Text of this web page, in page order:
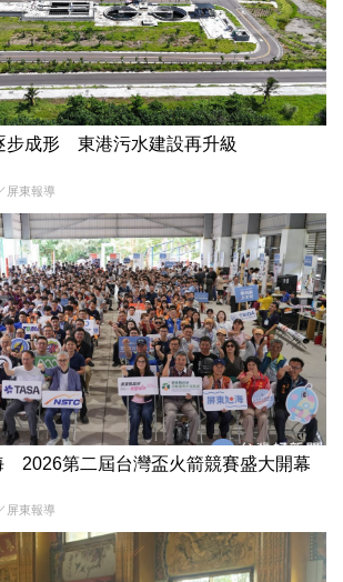
步成形 東港污水建設再升級
屏東報導
2026第二屆台灣盃火箭競賽盛大開幕
屏東報導